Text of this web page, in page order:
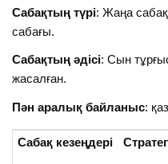
Сабақтың түрі: Жаңа
сабағы.
Сабақтың әдісі: Сын
жасалған.
Пән аралық байланыс:
Сабақ кезеңдері